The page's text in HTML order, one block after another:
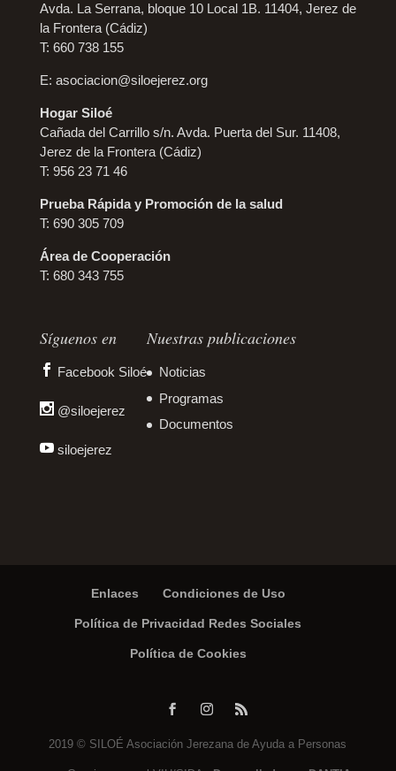
Avda. La Serrana, bloque 10 Local 1B. 11404, Jerez de
la Frontera (Cádiz)
T: 660 738 155
E: asociacion@siloejerez.org
Hogar Siloé
Cañada del Carrillo s/n. Avda. Puerta del Sur. 11408,
Jerez de la Frontera (Cádiz)
T: 956 23 71 46
Prueba Rápida y Promoción de la salud
T: 690 305 709
Área de Cooperación
T: 680 343 755
Síguenos en
Facebook Siloé
@siloejerez
siloejerez
Nuestras publicaciones
Noticias
Programas
Documentos
Enlaces Condiciones de Uso
Política de Privacidad Redes Sociales
Política de Cookies
2019 © SILOÉ Asociación Jerezana de Ayuda a Personas